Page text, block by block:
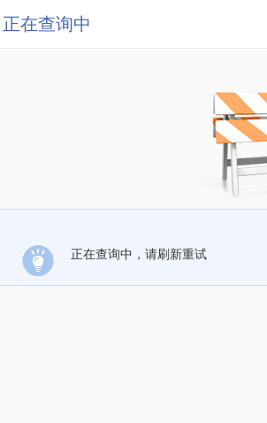
正在查询中
正在查询中，请刷新重试